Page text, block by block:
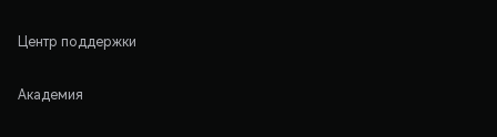
Центр поддержки
Академия